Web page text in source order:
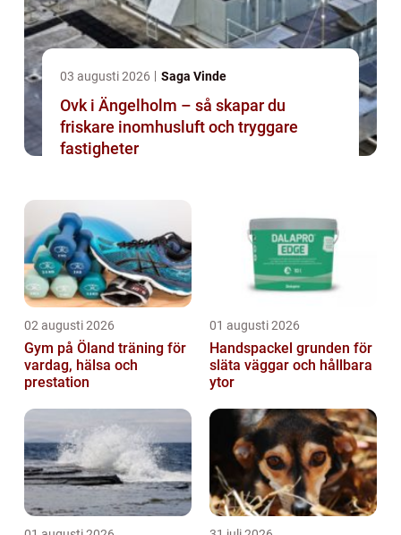
03 augusti 2026 Saga Vinde
Ovk i Ängelholm – så skapar du
friskare inomhusluft och tryggare
fastigheter
02 augusti 2026
Gym på Öland träning för
vardag, hälsa och
prestation
01 augusti 2026
Handspackel grunden för
släta väggar och hållbara
ytor